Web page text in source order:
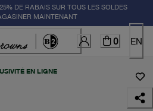
DE RABAIS SUR TOUS LES SOLDES
MAINTENANT
0 EN
EN LIGNE